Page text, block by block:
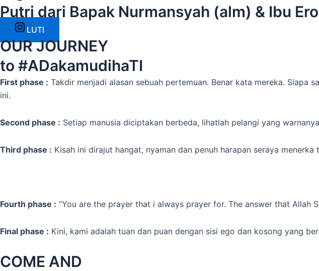
Putri dari Bapak Nurmansyah (alm) & Ibu
LUTI
OUR JOURNEY
to #ADakamudihaTI
First phase : Takdir menjadi alasan sebuah pertemuan. Benar kata mereka. Siapa
ini.
Second phase : Setiap manusia diciptakan berbeda, lihatlah pelangi yang
Third phase : Kisah ini dirajut hangat, nyaman dan penuh harapan seraya menerka
Fourth phase : “You are the prayer that i always prayer for. The answer that Allah
Final phase : Kini, kami adalah tuan dan puan dengan sisi ego dan kosong yang
COME AND